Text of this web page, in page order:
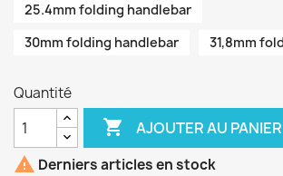
25.4mm folding handlebar
30mm folding handlebar
31,8mm
Quantité
 AJOUTER AU PANIER
 Derniers articles en stock